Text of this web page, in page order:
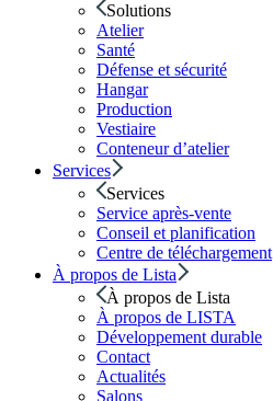
Solutions
Atelier
Santé
Défense et sécurité
Hangar
Production
Vestiaire
Conteneur d’atelier
Services
Services
Service après-vente
Conseil et planification
Centre de téléchargement
À propos de Lista
À propos de Lista
À propos de LISTA
Développement durable
Contact
Actualités
Salons